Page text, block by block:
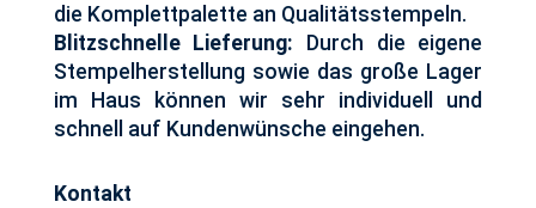
die Komplettpalette an Qualitätsstempeln.
Blitzschnelle Lieferung:
Durch die eigene
Stempelherstellung sowie das große Lager
im Haus können wir sehr individuell und
schnell auf Kundenwünsche eingehen.
Kontakt